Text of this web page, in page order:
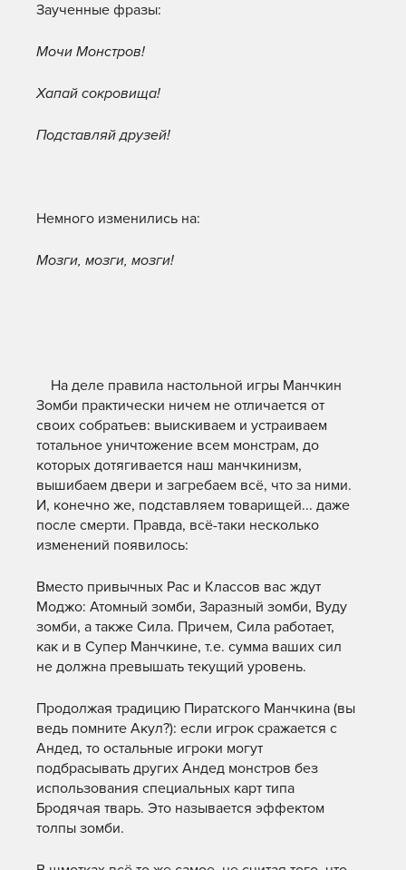
Заученные фразы:
Мочи Монстров!
Хапай сокровища!
Подставляй друзей!
Немного изменились на:
Мозги, мозги, мозги!
На деле правила настольной игры Манчкин
Зомби практически ничем не отличается от
своих собратьев: выискиваем и устраиваем
тотальное уничтожение всем монстрам, до
которых дотягивается наш манчкинизм,
вышибаем двери и загребаем всё, что за ними.
И, конечно же, подставляем товарищей... даже
после смерти. Правда, всё-таки несколько
изменений появилось:
Вместо привычных Рас и Классов вас ждут
Моджо: Атомный зомби, Заразный зомби, Вуду
зомби, а также Сила. Причем, Сила работает,
как и в Супер Манчкине, т.е. сумма ваших сил
не должна превышать текущий уровень.
Продолжая традицию Пиратского Манчкина (вы
ведь помните Акул?): если игрок сражается с
Андед, то остальные игроки могут
подбрасывать других Андед монстров без
использования специальных карт типа
Бродячая тварь. Это называется эффектом
толпы зомби.